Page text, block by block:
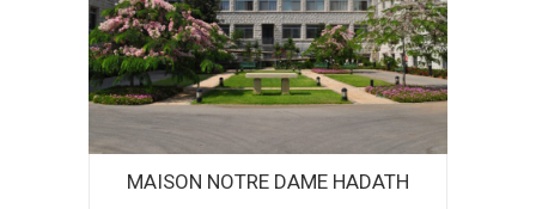
MAISON NOTRE DAME HADATH